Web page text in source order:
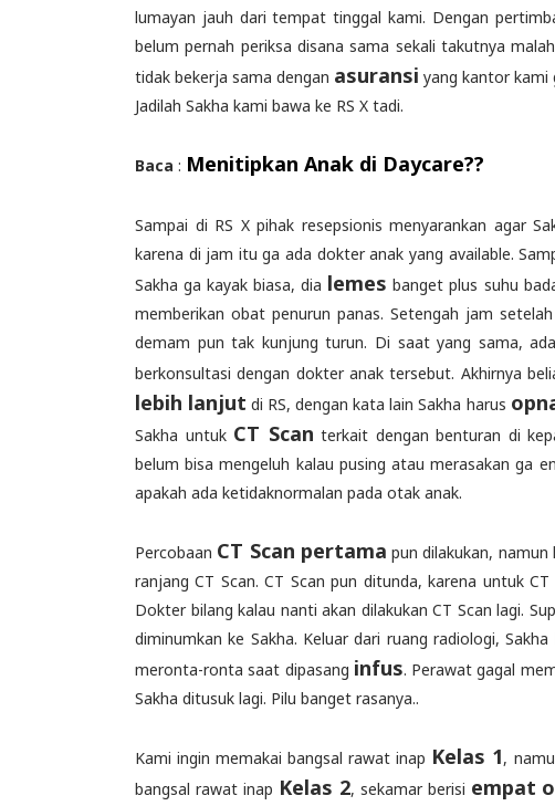
lumayan jauh dari tempat tinggal kami. Dengan
belum pernah periksa disana sama sekali takutnya
tidak bekerja sama dengan asuransi yang kantor kami
Jadilah Sakha kami bawa ke RS X tadi.
Baca : Menitipkan Anak di Daycare??
Sampai di RS X pihak resepsionis menyarankan agar
karena di jam itu ga ada dokter anak yang available.
Sakha ga kayak biasa, dia lemes banget plus suhu
memberikan obat penurun panas. Setengah jam
demam pun tak kunjung turun. Di saat yang sama,
berkonsultasi dengan dokter anak tersebut. Akhirnya
lebih lanjut di RS, dengan kata lain Sakha harus
Sakha untuk CT Scan terkait dengan benturan di
belum bisa mengeluh kalau pusing atau merasakan ga
apakah ada ketidaknormalan pada otak anak.
Percobaan CT Scan pertama pun dilakukan, namun
ranjang CT Scan. CT Scan pun ditunda, karena untuk
Dokter bilang kalau nanti akan dilakukan CT Scan lagi.
diminumkan ke Sakha. Keluar dari ruang radiologi,
meronta-ronta saat dipasang infus. Perawat gagal
Sakha ditusuk lagi. Pilu banget rasanya..
Kami ingin memakai bangsal rawat inap Kelas 1,
bangsal rawat inap Kelas 2, sekamar berisi empat